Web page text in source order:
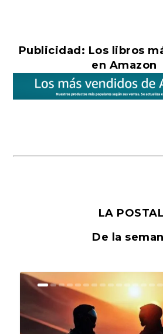
Publicidad: Los libros
en Amazon
LA POSTAL
De la